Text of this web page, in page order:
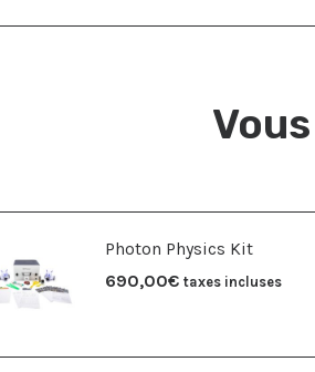
Photon Physics Kit
690,00€ taxes incluses